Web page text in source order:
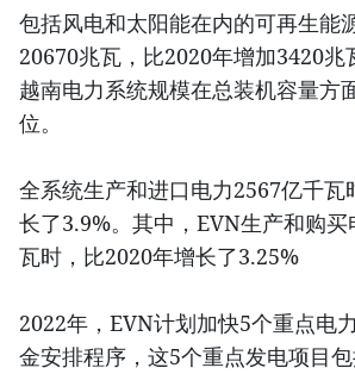
包括风电和太阳能在内的可再生能
20670兆瓦，比2020年增加3420兆
越南电力系统规模在总装机容量方
位。
全系统生产和进口电力2567亿千瓦
长了3.9%。其中，EVN生产和购
瓦时，比2020年增长了3.25%
2022年，EVN计划加快5个重点电
金安排程序，这5个重点发电项目